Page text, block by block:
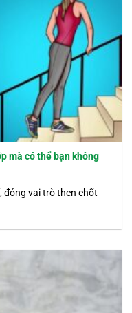
mà có thể bạn không
đóng vai trò then chốt